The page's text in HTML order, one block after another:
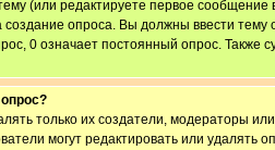
(или редактируете первое
создание опроса. Вы должны ввести
0 означает постоянный опрос. Также
только их создатели, модераторы
могут редактировать или